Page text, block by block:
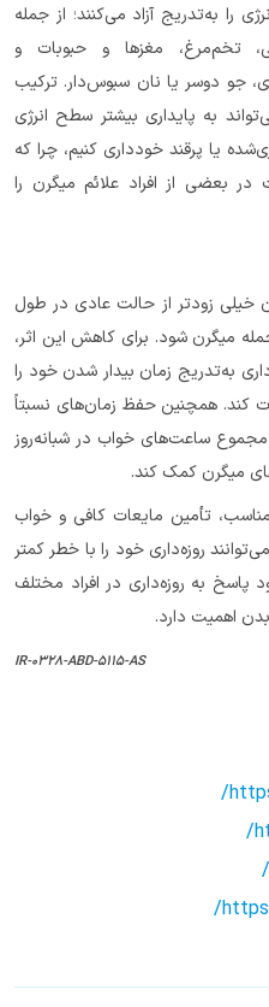
را به‌تدریج آزاد می‌کنند؛ از جمله
تخم‌مرغ، مغزها و حبوبات و
جو دوسر یا نان سبوس‌دار. ترکیب
به پایداری بیشتر سطح انرژی
یا پرقند خودداری کنیم، چرا که
بعضی از افراد علائم میگرن را
خیلی زودتر از حالت عادی در طول
میگرن شود. برای کاهش این اثر،
به‌تدریج زمان بیدار شدن خود را
کند. همچنین حفظ زمان‌های نسبتاً
ساعت‌های خواب در شبانه‌روز
میگرن کمک کند.
تأمین مایعات کافی و خواب
روزه‌داری خود را با خطر کمتر
پاسخ به روزه‌داری در افراد مختلف
اهمیت دارد.
IR-0328-ABD-5115-AS